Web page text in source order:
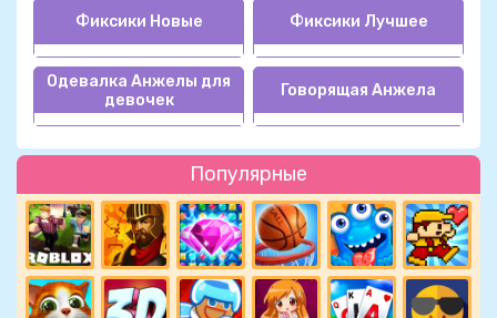
Популярные
Фиксики Новые Фиксики Лучшее
Одевалка Анжелы для
девочек
Говорящая Анжела